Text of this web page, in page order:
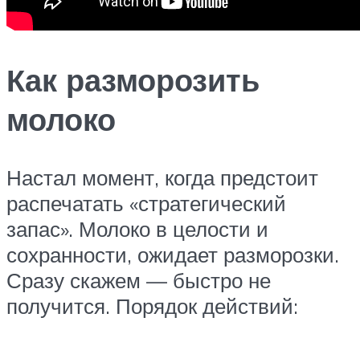
Как разморозить
молоко
Настал момент, когда предстоит
распечатать «стратегический
запас». Молоко в целости и
сохранности, ожидает разморозки.
Сразу скажем — быстро не
получится. Порядок действий: